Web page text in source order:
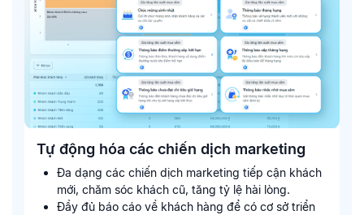
Tự động hóa các chiến dịch marketing
Đa dạng các chiến dịch marketing tiếp cận khách
mới, chăm sóc khách cũ, tăng tỷ lệ hài lòng.
Đầy đủ báo cáo về khách hàng để có cơ sở triển